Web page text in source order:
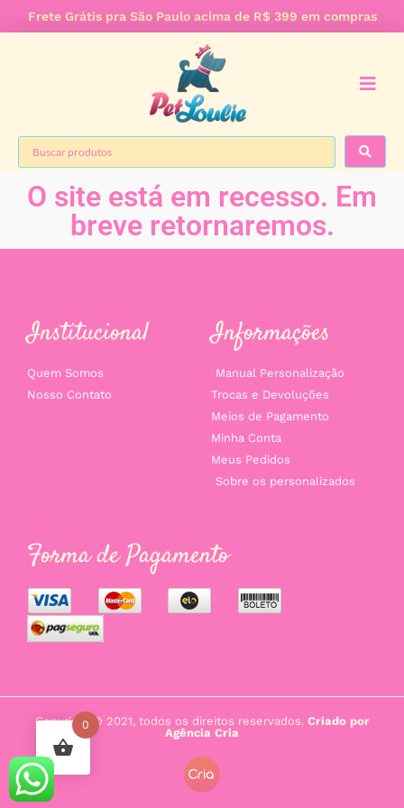
Frete Grátis pra São Paulo acima de R$ 399 em compras
O site está em recesso. Em
breve retornaremos.
Institucional
Quem Somos
Nosso Contato
Informações
Manual Personalização
Trocas e Devoluções
Meios de Pagamento
Minha Conta
Meus Pedidos
Sobre os personalizados
Forma de Pagamento
Copyright © 2021, todos os direitos reservados. Criado por
Agência Cria
0